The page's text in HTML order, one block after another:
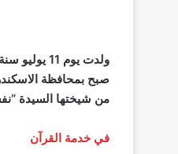
صبح بمحافظة
من شيختها السيدة
في خدمة القرآن